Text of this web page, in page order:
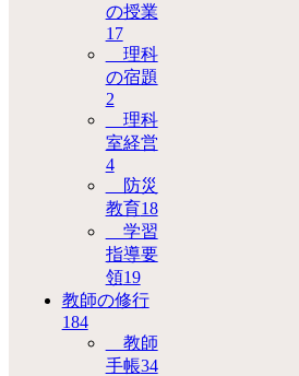
の授業
17
理科
の宿題
2
理科
室経営
4
防災
教育18
学習
指導要
領19
教師の修行
184
教師
手帳34